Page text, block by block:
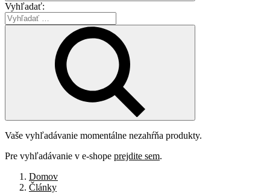
Vyhľadať:
Vaše vyhľadávanie momentálne nezahŕňa produkty.
Pre vyhľadávanie v e-shope prejdite sem.
Domov
Články